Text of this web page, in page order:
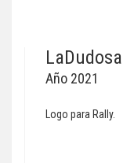
LaDudosa
Año 2021
Logo para Rally.